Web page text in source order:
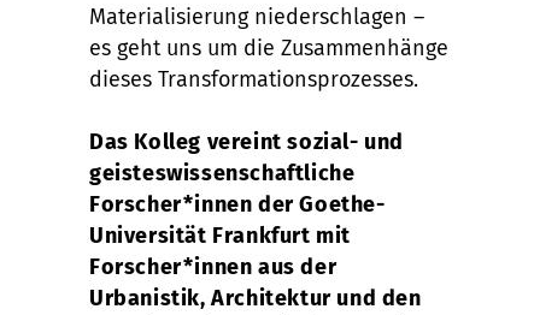
Materialisierung niederschlagen –
es geht uns um die Zusammenhänge
dieses Transformationsprozesses.
Das Kolleg vereint sozial- und
geisteswissenschaftliche
Forscher*innen der Goethe-
Universität Frankfurt mit
Forscher*innen aus der
Urbanistik, Architektur und den